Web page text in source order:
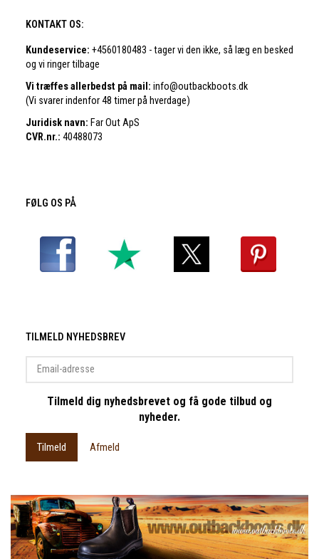
KONTAKT OS:
Kundeservice: +4560180483 - tager vi den ikke, så læg en besked
og vi ringer tilbage
Vi træffes allerbedst på mail: info@outbackboots.dk
(Vi svarer indenfor 48 timer på hverdage)
Juridisk navn: Far Out ApS
CVR.nr.: 40488073
FØLG OS PÅ
TILMELD NYHEDSBREV
Email-
adresse
Tilmeld dig nyhedsbrevet og få gode tilbud og
nyheder.
Tilmeld Afmeld